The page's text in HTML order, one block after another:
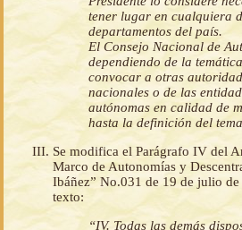
tener lugar en cualquiera
departamentos del país.
El Consejo Nacional de
dependiendo de la
convocar a otras
nacionales o de las
autónomas en calidad de
hasta la definición del
Se modifica el Parágrafo IV del
Marco de Autonomías y
Ibáñez” No.031 de 19 de julio
texto:
“IV. Todas las demás